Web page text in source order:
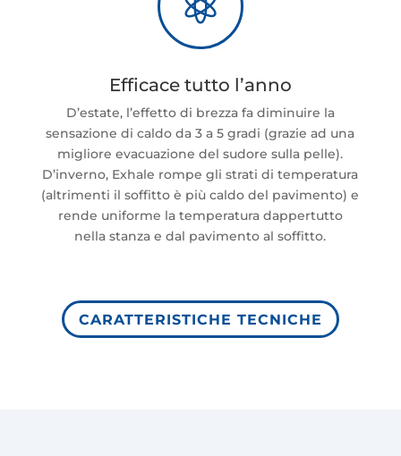
Efficace tutto l’anno
D’estate, l’effetto di brezza fa diminuire la
sensazione di caldo da 3 a 5 gradi (grazie ad una
migliore evacuazione del sudore sulla pelle).
D’inverno, Exhale rompe gli strati di temperatura
(altrimenti il soffitto è più caldo del pavimento) e
rende uniforme la temperatura dappertutto
nella stanza e dal pavimento al soffitto.
CARATTERISTICHE TECNICHE